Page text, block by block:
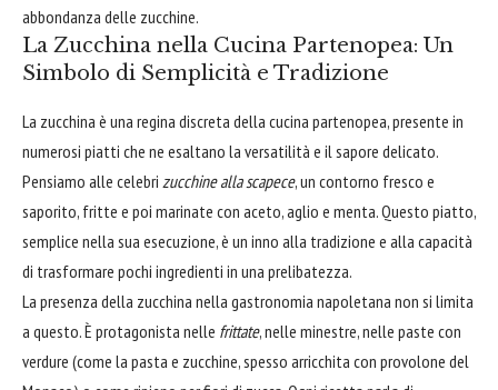
abbondanza delle zucchine.
La Zucchina nella Cucina Partenopea: Un
Simbolo di Semplicità e Tradizione
La zucchina è una regina discreta della cucina partenopea, presente in
numerosi piatti che ne esaltano la versatilità e il sapore delicato.
Pensiamo alle celebri zucchine alla scapece, un contorno fresco e
saporito, fritte e poi marinate con aceto, aglio e menta. Questo piatto,
semplice nella sua esecuzione, è un inno alla tradizione e alla capacità
di trasformare pochi ingredienti in una prelibatezza.
La presenza della zucchina nella gastronomia napoletana non si limita
a questo. È protagonista nelle frittate, nelle minestre, nelle paste con
verdure (come la pasta e zucchine, spesso arricchita con provolone del